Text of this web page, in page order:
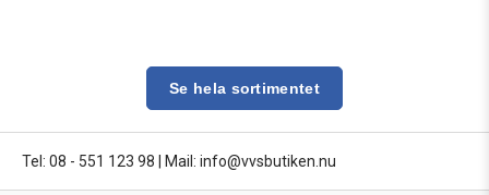
Se hela sortimentet
Tel: 08 - 551 123 98 Mail: info@vvsbutiken.nu